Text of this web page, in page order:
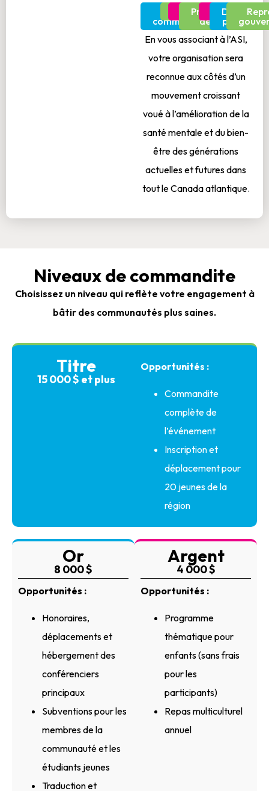
Leaders
communautaires
Jeunes
Éducateurs
Professionnels
de la santé
Chercheurs
Décideurs
politiques
En vous associant à l’ASI,
votre organisation sera
reconnue aux côtés d’un
mouvement croissant
voué à l’amélioration de la
santé mentale et du bien-
être des générations
actuelles et futures dans
tout le Canada atlantique.
Niveaux de commandite
Choisissez un niveau qui reflète votre engagement à
bâtir des communautés plus saines.
Titre
15 000 $ et plus
Opportunités :
Commandite
complète de
l’événement
Inscription et
déplacement pour
20 jeunes de la
région
Or
8 000 $
Opportunités :
Honoraires,
déplacements et
hébergement des
conférenciers
principaux
Subventions pour les
membres de la
communauté et les
étudiants jeunes
Traduction et
Argent
4 000 $
Opportunités :
Programme
thématique pour
enfants (sans frais
pour les
participants)
Repas multiculturel
annuel